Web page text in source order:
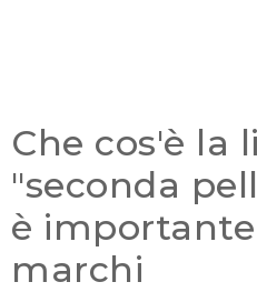
Che cos'è la
"seconda
è
marchi